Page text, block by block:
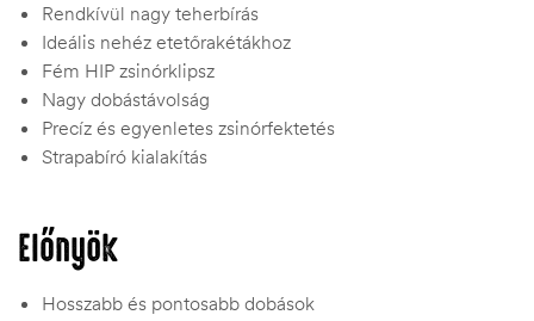
Rendkívül nagy teherbírás
Ideális nehéz etetőrakétákhoz
Fém HIP zsinórklipsz
Nagy dobástávolság
Precíz és egyenletes zsinórfektetés
Strapabíró kialakítás
Előnyök
Hosszabb és pontosabb dobások